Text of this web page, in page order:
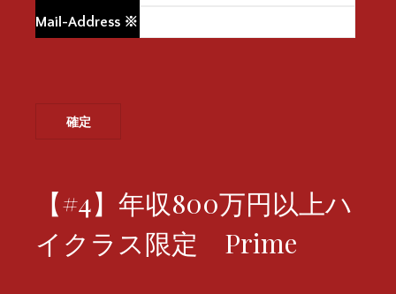
Mail-Address ※
【#4】年収800万円以上ハ
イクラス限定 Prime